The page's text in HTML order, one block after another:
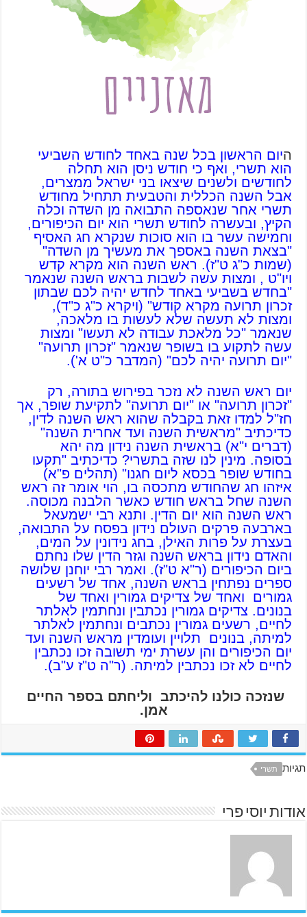
היום הראשון בכל שנה באחד לחודש השביעי
הוא תשרי, ואף כי חודש ניסן הוא תחלה
לחודשים ולשנים שיצאו בני ישראל ממצרים,
אבל השנה הכללית והטבעית תתחיל מחודש
תשרי אחר שנאספה התבואה מן השדה וכלה
הקיץ, ובעשרה לחודש תשרי הוא יום הכיפורים,
וחמישה עשר בו הוא סוכות שנקרא חג האסיף
"בצאת השנה באספך את מעשיך מן השדה"
(שמות כ"ג ט"ז). ראש השנה הוא מקרא קדש
ויו"ט , ומצות עשה לשבות בראש השנה שנאמר
"בחדש בשביעי באחד לחדש יהיה לכם שבתון
זכרון תרועה מקרא קודש" (ויקרא כ"ג כ"ד),
ומצות לא תעשה שלא לעשות בו מלאכה,
שנאמר "כל מלאכת עבודה לא תעשו" ומצות
עשה לתקוע בו בשופר שנאמר "זכרון תרועה"
"יום תרועה יהיה לכם" (המדבר כ"ט א').
יום ראש השנה לא נזכר בפירוש בתורה, רק
"זכרון תרועה" או "יום תרועה" לתקיעת שופר, אך
חז"ל למדו זאת בקבלה שהוא ראש השנה לדין,
כדיכתיב "מראשית השנה ועד אחרית השנה"
(דברים י"א) בראשית השנה נידון מה יהא
בסופה. מינין לנו שזה בתשרי? כדיכתיב "תקעו
בחודש שופר בכסא ליום חגנו" (תהלים פ"א)
איזהו חג שהחודש מתכסה בו, הוי אומר זה ראש
השנה שחל בראש חודש כאשר הלבנה מכוסה.
ראש השנה הוא יום הדין. ותנא רבי ישמעאל
בארבעה פרקים העולם נידון בפסח על התבואה,
בעצרת על פרות האילן, בחג נידונין על המים,
והאדם נידון בראש השנה וגזר הדין שלו נחתם
ביום הכיפורים (ר"א ט"ז). ואמר רבי יוחנן שלושה
ספרים נפתחין בראש השנה, אחד של רשעים
גמורים ואחד של צדיקים גמורין ואחד של
בנונים. צדיקים גמורין נכתבין ונחתמין לאלתר
לחיים, רשעים גמורין נכתבים ונחתמין לאלתר
למיתה, בנונים תלויין ועומדין מראש השנה ועד
יום הכיפורים והן עשרת ימי תשובה זכו נכתבין
לחיים לא זכו נכתבין למיתה. (ר"ה ט"ז ע"ב).
שנזכה כולנו להיכתב וליחתם בספר החיים
אמן.
תגיות תשרי
אודות יוסי פרי